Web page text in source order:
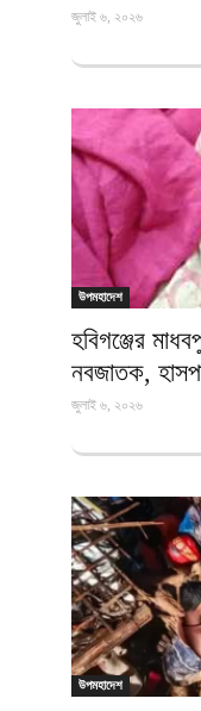
জুলাই ৬, ২০২৬
উপমহাদেশ
হবিগঞ্জের
নবজাতক,
জুলাই ৬, ২০২৬
উপমহাদেশ